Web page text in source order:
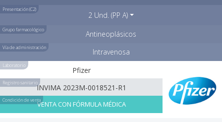
Presentación (C2)
2 Und. (PP A)
Grupo farmacológico Antineoplásicos
Vía de administración Intravenosa
Laboratorio
Pfizer
Registro sanitario
INVIMA 2023M-0018521-R1
Condición de ventaVENTA CON FÓRMULA MÉDICA